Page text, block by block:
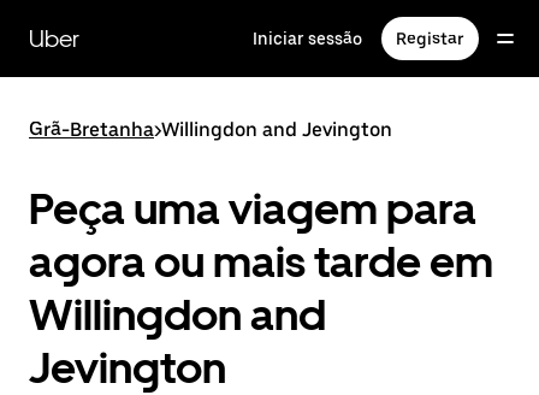
para
conteúdo
Uber Iniciar sessão Registar
Grã-Bretanha>Willingdon and Jevington
Peça uma viagem para
agora ou mais tarde em
Willingdon and
Jevington